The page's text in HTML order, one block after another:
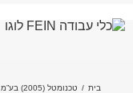
בית / טכנומטל (2005) בע”מ